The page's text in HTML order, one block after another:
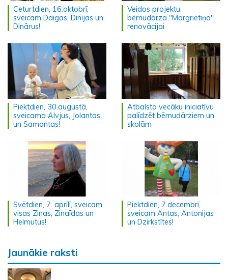
Ceturtdien, 16.oktobrī,
sveicam Daigas, Dinijas un
Dinārus!
Veidos projektu
bērnudārza "Margrietiņa"
renovācijai
Piektdien, 30.augustā,
sveicama Alvjus, Jolantas
un Samantas!
Atbalsta vecāku iniciatīvu
palīdzēt bērnudārziem un
skolām
Svētdien, 7. aprīlī, sveicam
visas Zinas, Zinaīdas un
Helmutus!
Piektdien, 7.decembrī,
sveicam Antas, Antonijas
un Dzirkstītes!
Jaunākie raksti